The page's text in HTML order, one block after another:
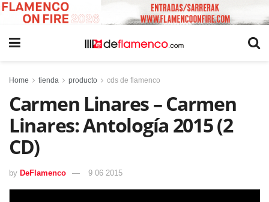
Home tienda producto cds de flamenco
Carmen Linares – Carmen
Linares: Antología 2015 (2
CD)
by DeFlamenco 9 06 2015